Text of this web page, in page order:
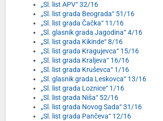
„Sl. list APV“ 32/16
„Sl. list grada Beograda“ 51/16
„Sl. list grada Čačka“ 11/16
„Sl. glasnik grada Jagodina“ 4/16
„Sl. list grada Kikinde“ 8/16
„Sl. list grada Kragujevca“ 15/16
„Sl. list grada Kraljeva“ 16/16
„Sl. list grada Kruševca“ 1/16
„Sl. glasnik grada Leskovca“ 13/16
„Sl. list grada Loznice“ 1/16
„Sl. list grada Niša“ 52/16
„Sl. list grada Novog Sada“ 31/16
„Sl. list grada Pančeva“ 12/16